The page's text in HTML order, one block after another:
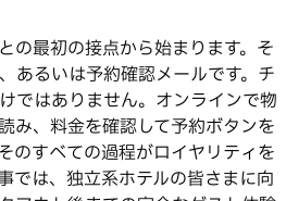
の最初の接点から始まります。そ
あるいは予約確認メールです。チ
ではありません。オンラインで物
み、料金を確認して予約ボタンを
のすべての過程がロイヤリティを
では、独立系ホテルの皆さまに向